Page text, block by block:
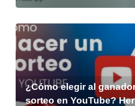
¿Cómo elegir al
sorteo en YouTube?